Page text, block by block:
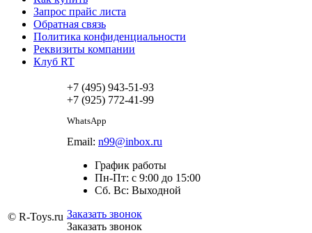
Запрос прайс листа
Обратная связь
Политика конфиденциальности
Реквизиты компании
Клуб RT
© R-Toys.ru
+7 (495) 943-51-93
+7 (925) 772-41-99
WhatsApp
Email: n99@inbox.ru
График работы
Пн-Пт: с 9:00 до 15:00
Сб. Вс: Выходной
Заказать звонок
Заказать звонок